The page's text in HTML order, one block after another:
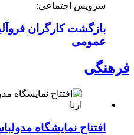
سرویس اجتماعی:
بازگشت کارگران
عمومی
فرهنگی
افتتاح نمایشگاه